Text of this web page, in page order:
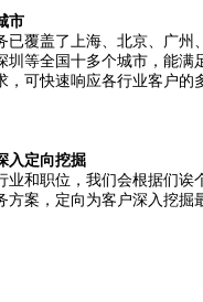
市
已覆盖了上海、北京、广州
圳等全国十多个城市，能满
，可快速响应各行业客户的
入定向挖掘
业和职位，我们会根据们诶
方案，定向为客户深入挖掘